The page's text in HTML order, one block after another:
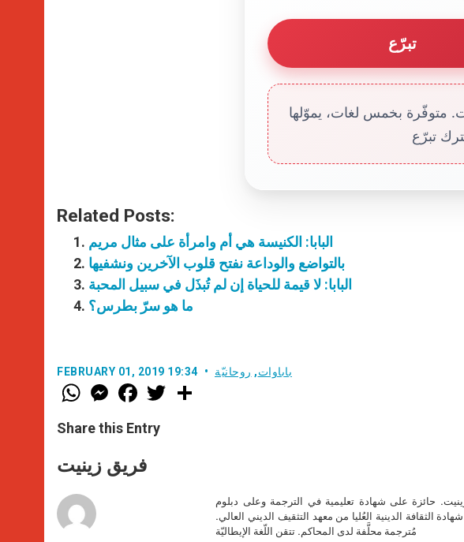
تبرّع
متوفّرة بخمس لغات، يموّلها
تبرّع
Related Posts:
البابا: الكنيسة هي أم وامرأة على مثال مريم
بالتواضع والوداعة نفتح قلوب الآخرين ونشفيها
البابا: لا قيمة للحياة إن لم تُبذَل في سبيل المحبة
ما هو سرّ بطرس؟
FEBRUARY 01, 2019 19:34 باباوات, روحانيّة
W
h
t
s
p
p
M
e
s
e
g
e
F
a
e
b
o
k
w
Share this Entry
فريق زينيت
حائزة على شهادة تعليمية في الترجمة وعلى دبلوم
الثقافة الدينية العُليا من معهد التثقيف الديني العالي.
مُترجمة محلَّفة لدى المحاكم. تتقن اللّغة الإيطاليّة